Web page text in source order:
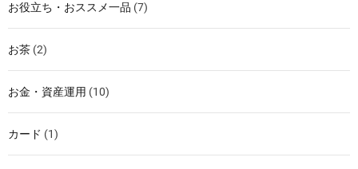
お役立ち・おススメ一品 (7)
お茶 (2)
お金・資産運用 (10)
カード (1)